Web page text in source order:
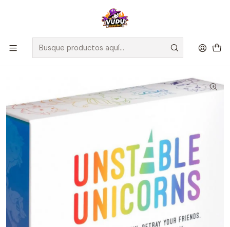
🚀 ¡Despachamos a todo Chile! Envío GRATIS a Regiones sobre
$100.000 y a RM sobre $35.000
Inicio Juegos de Mesa Competitivos
Unstable Unicorns - Español